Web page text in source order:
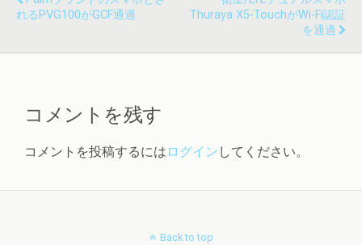
れるPVG100がGCF通過
Thuraya X5-TouchがWi-Fi認証
を通過
コメントを残す
コメントを投稿するには ログイン してください。
Back to top